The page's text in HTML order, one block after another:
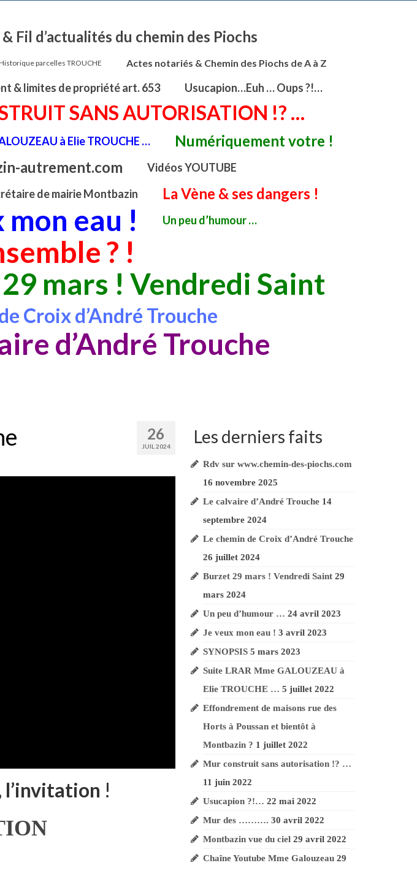
Fil d’actualités du chemin des Piochs
parcelles TROUCHE Actes notariés & Chemin des Piochs de A à Z
& limites de propriété art. 653 Usucapion…Euh … Oups ?!…
SANS AUTORISATION !? …
à Elie TROUCHE …
Numériquement votre !
autrement.com
Vidéos YOUTUBE
de mairie Montbazin
La Vène & ses dangers !
mon eau ! Un peu d’humour …
? !
mars ! Vendredi Saint
Croix d’André Trouche
d’André Trouche
26
JUIL 2024
l’invitation !
Les derniers faits
Rdv sur www.chemin-des-piochs.com
16 novembre 2025
Le calvaire d’André Trouche 14
septembre 2024
Le chemin de Croix d’André Trouche
26 juillet 2024
Burzet 29 mars ! Vendredi Saint 29
mars 2024
Un peu d’humour … 24 avril 2023
Je veux mon eau ! 3 avril 2023
SYNOPSIS 5 mars 2023
Suite LRAR Mme GALOUZEAU à
Elie TROUCHE … 5 juillet 2022
Effondrement de maisons rue des
Horts à Poussan et bientôt à
Montbazin ? 1 juillet 2022
Mur construit sans autorisation !? …
11 juin 2022
Usucapion ?!… 22 mai 2022
Mur des ………. 30 avril 2022
Montbazin vue du ciel 29 avril 2022
Chaîne Youtube Mme Galouzeau 29